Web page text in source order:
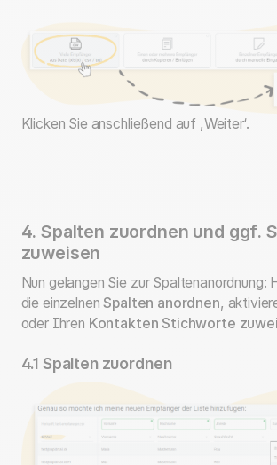
Klicken Sie anschließend auf ,Weiter‘.
4. Spalten zuordnen und ggf.
zuweisen
Nun gelangen Sie zur Spaltenanordnung:
die einzelnenSpalten anordnen,
oder Ihren Kontakten Stichworte
4.1 Spalten zuordnen